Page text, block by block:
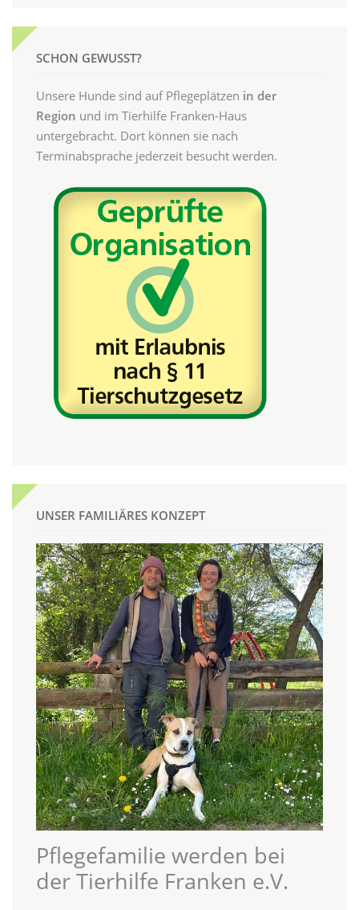
SCHON GEWUSST?
Unsere Hunde sind auf Pflegeplätzen in der
Region und im Tierhilfe Franken-Haus
untergebracht. Dort können sie nach
Terminabsprache jederzeit besucht werden.
UNSER FAMILIÄRES KONZEPT
Pflegefamilie werden bei
der Tierhilfe Franken e.V.